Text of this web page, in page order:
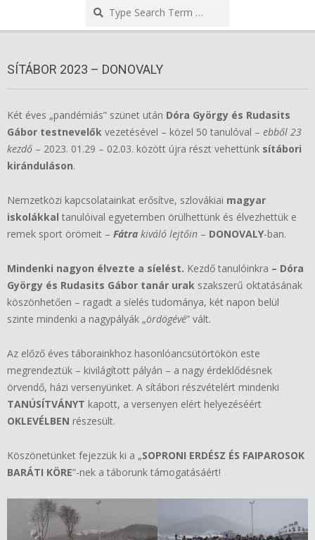
Menu
SÍTÁBOR 2023 – DONOVALY
Két éves „pandémiás” szünet után Dóra György és Rudasits
Gábor testnevelők vezetésével – közel 50 tanulóval – ebből 23
kezdő – 2023. 01.29 – 02.03. között újra részt vehettünk sítábori
kiránduláson.
Nemzetközi kapcsolatainkat erősítve, szlovákiai magyar
iskolákkal tanulóival egyetemben örülhettünk és élvezhettük e
remek sport örömeit – Fátra kiváló lejtőin – DONOVALY-ban.
Mindenki nagyon élvezte a síelést. Kezdő tanulóinkra – Dóra
György és Rudasits Gábor tanár urak szakszerű oktatásának
köszönhetően – ragadt a síelés tudománya, két napon belül
szinte mindenki a nagypályák „ördögévé” vált.
Az előző éves táborainkhoz hasonlóancsütörtökön este
megrendeztük – kivilágított pályán – a nagy érdeklődésnek
örvendő, házi versenyünket. A sítábori részvételért mindenki
TANÚSÍTVÁNYT kapott, a versenyen elért helyezéséért
OKLEVÉLBEN részesült.
Köszönetünket fejezzük ki a „SOPRONI ERDÉSZ ÉS FAIPAROSOK
BARÁTI KÖRE”-nek a táborunk támogatásáért!